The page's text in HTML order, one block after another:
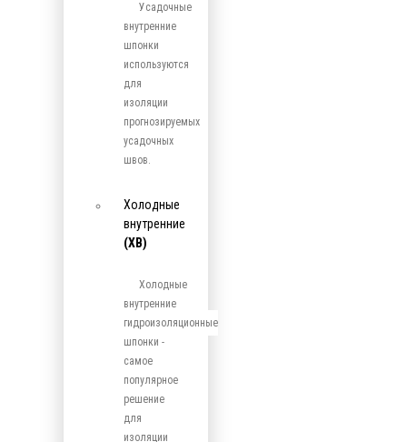
Усадочные
внутренние
шпонки
используются
для
изоляции
прогнозируемых
усадочных
швов.
Холодные
внутренние
(ХВ)
Холодные
внутренние
гидроизоляционные
шпонки -
самое
популярное
решение
для
изоляции